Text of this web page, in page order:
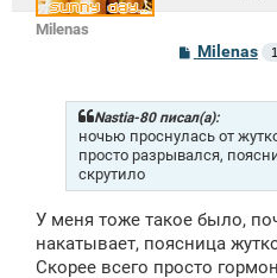
Milenas
С
о
б
щ
е
н
и
Milenas
Nastia-80 писал(а):
ночью проснулась от
просто разрывался,
скрутило
У меня тоже такое было,
накатывает, поясница
Скорее всего просто